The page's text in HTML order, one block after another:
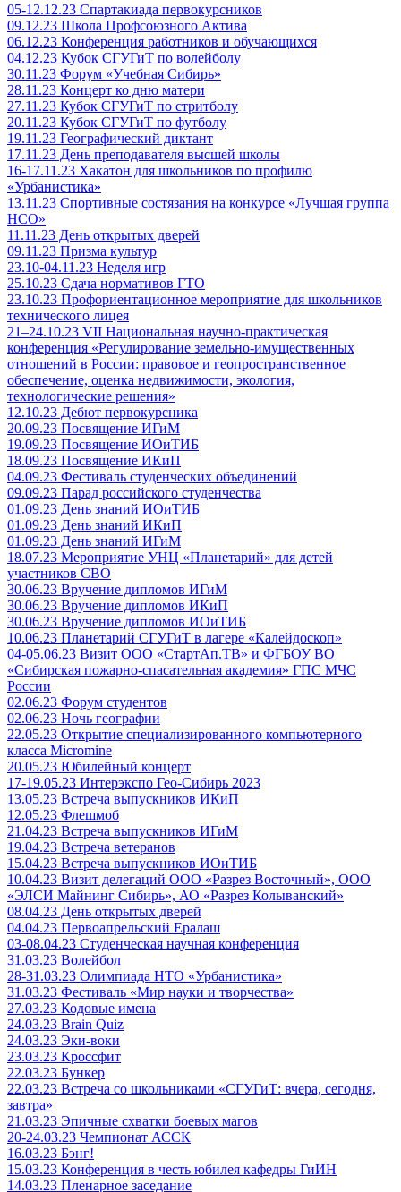
05-12.12.23 Спартакиада первокурсников
09.12.23 Школа Профсоюзного Актива
06.12.23 Конференция работников и обучающихся
04.12.23 Кубок СГУГиТ по волейболу
30.11.23 Форум «Учебная Сибирь»
28.11.23 Концерт ко дню матери
27.11.23 Кубок СГУГиТ по стритболу
20.11.23 Кубок СГУГиТ по футболу
19.11.23 Географический диктант
17.11.23 День преподавателя высшей школы
16-17.11.23 Хакатон для школьников по профилю
«Урбанистика»
13.11.23 Спортивные состязания на конкурсе «Лучшая группа
НСО»
11.11.23 День открытых дверей
09.11.23 Призма культур
23.10-04.11.23 Неделя игр
25.10.23 Сдача нормативов ГТО
23.10.23 Профориентационное мероприятие для школьников
технического лицея
21–24.10.23 VII Национальная научно-практическая
конференция «Регулирование земельно-имущественных
отношений в России: правовое и геопространственное
обеспечение, оценка недвижимости, экология,
технологические решения»
12.10.23 Дебют первокурсника
20.09.23 Посвящение ИГиМ
19.09.23 Посвящение ИОиТИБ
18.09.23 Посвящение ИКиП
04.09.23 Фестиваль студенческих объединений
09.09.23 Парад российского студенчества
01.09.23 День знаний ИОиТИБ
01.09.23 День знаний ИКиП
01.09.23 День знаний ИГиМ
18.07.23 Мероприятие УНЦ «Планетарий» для детей
участников СВО
30.06.23 Вручение дипломов ИГиМ
30.06.23 Вручение дипломов ИКиП
30.06.23 Вручение дипломов ИОиТИБ
10.06.23 Планетарий СГУГиТ в лагере «Калейдоскоп»
04-05.06.23 Визит ООО «СтартАп.ТВ» и ФГБОУ ВО
«Сибирская пожарно-спасательная академия» ГПС МЧС
России
02.06.23 Форум студентов
02.06.23 Ночь географии
22.05.23 Открытие специализированного компьютерного
класса Micromine
20.05.23 Юбилейный концерт
17-19.05.23 Интерэкспо Гео-Сибирь 2023
13.05.23 Встреча выпускников ИКиП
12.05.23 Флешмоб
21.04.23 Встреча выпускников ИГиМ
19.04.23 Встреча ветеранов
15.04.23 Встреча выпускников ИОиТИБ
10.04.23 Визит делегаций ООО «Разрез Восточный», ООО
«ЭЛСИ Майнинг Сибирь», АО «Разрез Колыванский»
08.04.23 День открытых дверей
04.04.23 Первоапрельский Ералаш
03-08.04.23 Студенческая научная конференция
31.03.23 Волейбол
28-31.03.23 Олимпиада НТО «Урбанистика»
31.03.23 Фестиваль «Мир науки и творчества»
27.03.23 Кодовые имена
24.03.23 Brain Quiz
24.03.23 Эки-воки
23.03.23 Кроссфит
22.03.23 Бункер
22.03.23 Встреча со школьниками «СГУГиТ: вчера, сегодня,
завтра»
21.03.23 Эпичные схватки боевых магов
20-24.03.23 Чемпионат АССК
16.03.23 Бэнг!
15.03.23 Конференция в честь юбилея кафедры ГиИН
14.03.23 Пленарное заседание